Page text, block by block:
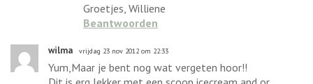
Groetjes, Williene
Beantwoorden
wilma vrijdag 23 nov 2012 om 22:33
Yum,Maar je bent nog wat vergeten hoor!!